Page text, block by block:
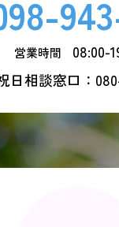
営業時間
08:00-
日相談窓口：